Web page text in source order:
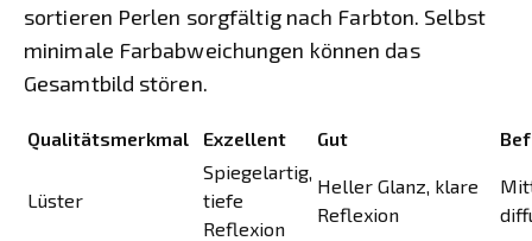
sortieren Perlen sorgfältig nach Farbton. Selbst
minimale Farbabweichungen können das
Gesamtbild stören.
Qualitätsmerkmal Exzellent Gut
Lüster
Spiegelartig,
tiefe
Reflexion
Heller Glanz, klare
Reflexion